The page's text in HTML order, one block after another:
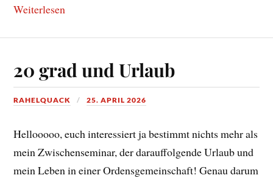
Weiterlesen
20 grad und Urlaub
RAHELQUACK 25. APRIL 2026
Hellooooo, euch interessiert ja bestimmt nichts mehr als
mein Zwischenseminar, der darauffolgende Urlaub und
mein Leben in einer Ordensgemeinschaft! Genau darum